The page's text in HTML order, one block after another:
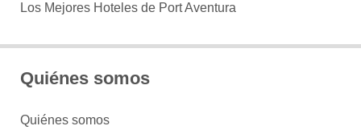
Los Mejores Hoteles de Port Aventura
Quiénes somos
Quiénes somos